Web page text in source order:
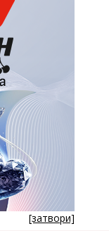
[затвори]